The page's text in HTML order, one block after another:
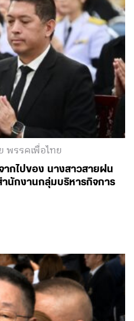
พรรคเพื่อไทย
กไปของ นางสาวสายฝน
ำนักงานกลุ่มบริหารกิจการ